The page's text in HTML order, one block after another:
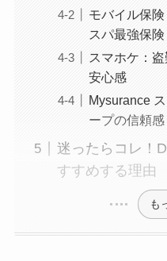
モバイル保
スパ最強保険
スマホケ：
安心感
Mysurance
ープの信頼感
迷ったらコレ！
すすめする理由
も